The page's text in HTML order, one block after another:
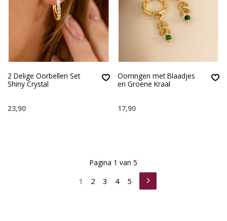
2 Delige Oorbellen Set
Shiny Crystal
23,90
Oorringen met Blaadjes
en Groene Kraal
17,90
1 2 3 4 5
Pagina 1 van 5